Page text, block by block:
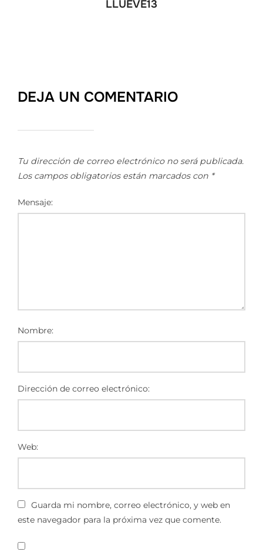
LLUEVE13
DEJA UN COMENTARIO
Tu dirección de correo electrónico no será publicada.
Los campos obligatorios están marcados con *
Mensaje:
Nombre:
Dirección de correo electrónico:
Web:
Guarda mi nombre, correo electrónico, y web en
este navegador para la próxima vez que comente.